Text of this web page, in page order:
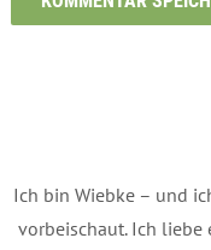
Ich bin Wiebke – und
vorbeischaut. Ich liebe